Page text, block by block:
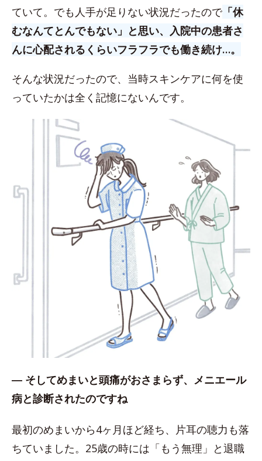
ていて。でも人手が足りない状況だったので 「休
むなんてとんでもない」と思い、入院中の患者さ
んに心配されるくらいフラフラでも働き続け…。
そんな状況だったので、当時スキンケアに何を使
っていたかは全く記憶にないんです。
― そしてめまいと頭痛がおさまらず、メニエール
病と診断されたのですね
最初のめまいから4ヶ月ほど経ち、片耳の聴力も落
ちていました。25歳の時には「もう無理」と退職